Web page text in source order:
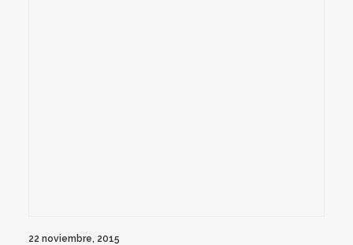
22 noviembre, 2015